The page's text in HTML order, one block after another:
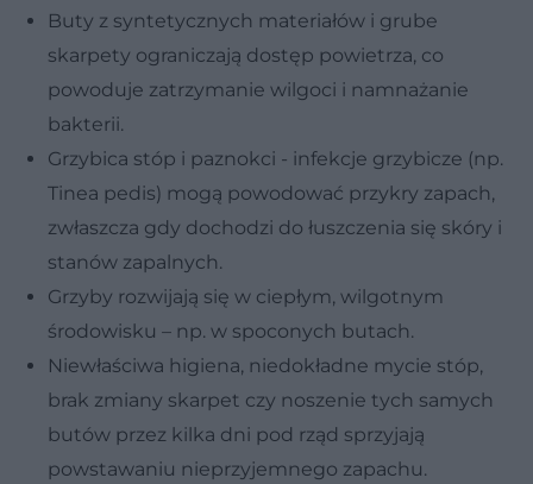
Buty z syntetycznych materiałów i grube
skarpety ograniczają dostęp powietrza, co
powoduje zatrzymanie wilgoci i namnażanie
bakterii.
Grzybica stóp i paznokci - infekcje grzybicze (np.
Tinea pedis) mogą powodować przykry zapach,
zwłaszcza gdy dochodzi do łuszczenia się skóry i
stanów zapalnych.
Grzyby rozwijają się w ciepłym, wilgotnym
środowisku – np. w spoconych butach.
Niewłaściwa higiena, niedokładne mycie stóp,
brak zmiany skarpet czy noszenie tych samych
butów przez kilka dni pod rząd sprzyjają
powstawaniu nieprzyjemnego zapachu.